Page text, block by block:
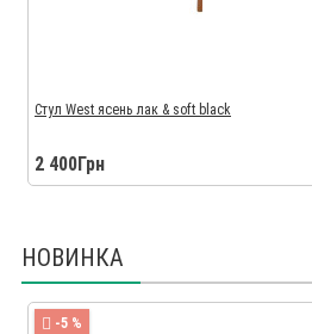
Стул West ясень лак & soft black
2 400Грн
НОВИНКА
-5 %